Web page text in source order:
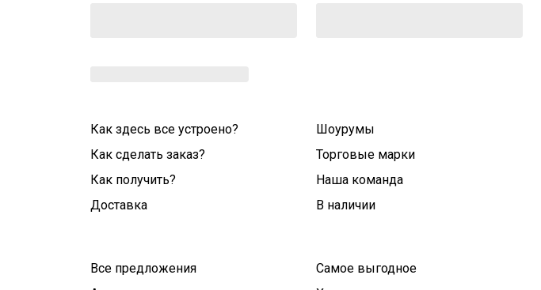
Как здесь все устроено?
Как сделать заказ?
Как получить?
Доставка
Шоурумы
Торговые марки
Наша команда
В наличии
Все предложения
Самое выгодное